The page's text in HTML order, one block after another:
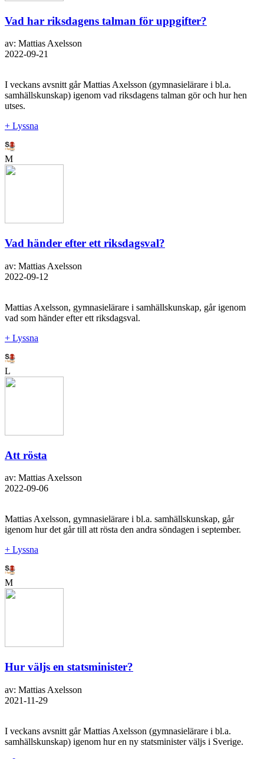
Vad har riksdagens talman för uppgifter?
av: Mattias Axelsson
2022-09-21
I veckans avsnitt går Mattias Axelsson (gymnasielärare i bl.a.
samhällskunskap) igenom vad riksdagens talman gör och hur hen
utses.
+ Lyssna
M
Vad händer efter ett riksdagsval?
av: Mattias Axelsson
2022-09-12
Mattias Axelsson, gymnasielärare i samhällskunskap, går igenom
vad som händer efter ett riksdagsval.
+ Lyssna
L
Att rösta
av: Mattias Axelsson
2022-09-06
Mattias Axelsson, gymnasielärare i bl.a. samhällskunskap, går
igenom hur det går till att rösta den andra söndagen i september.
+ Lyssna
M
Hur väljs en statsminister?
av: Mattias Axelsson
2021-11-29
I veckans avsnitt går Mattias Axelsson (gymnasielärare i bl.a.
samhällskunskap) igenom hur en ny statsminister väljs i Sverige.